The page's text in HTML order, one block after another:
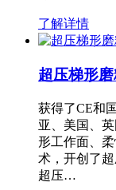
了解详情
超压梯形
获得了CE和
亚、美国、
形工作面、
术，开创了
超压…